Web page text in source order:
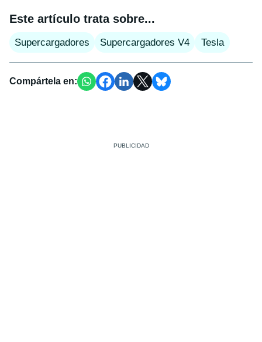
Este artículo trata sobre...
Supercargadores Supercargadores V4 Tesla
Compártela en: